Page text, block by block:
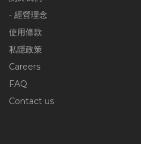
- 經營理念
使用條款
私隱政策
Careers
FAQ
Contact us